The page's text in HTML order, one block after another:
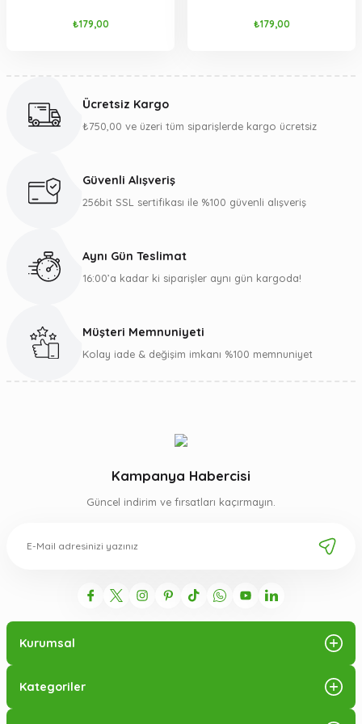
₺179,00 ₺179,00
Ücretsiz Kargo
₺750,00 ve üzeri tüm siparişlerde kargo ücretsiz
Güvenli Alışveriş
256bit SSL sertifikası ile %100 güvenli alışveriş
Aynı Gün Teslimat
16:00’a kadar ki siparişler aynı gün kargoda!
Müşteri Memnuniyeti
Kolay iade & değişim imkanı %100 memnuniyet
Kampanya Habercisi
Güncel indirim ve fırsatları kaçırmayın.
Kurumsal
Kategoriler